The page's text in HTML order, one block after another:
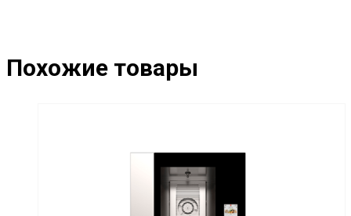
Похожие товары